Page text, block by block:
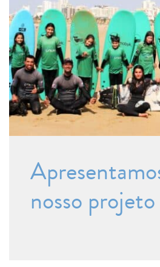
nosso